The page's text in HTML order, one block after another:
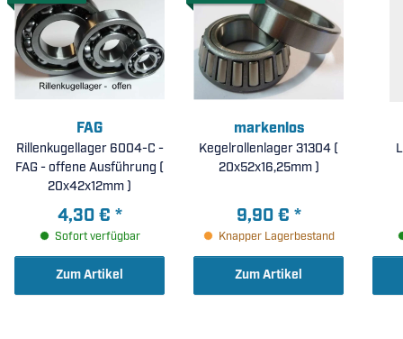
FAG
Rillenkugellager 6004-C -
FAG - offene Ausführung (
20x42x12mm )
4,30 € *
Sofort verfügbar
Zum Artikel
markenlos
Kegelrollenlager 31304 (
20x52x16,25mm )
9,90 € *
Knapper Lagerbestand
Zum Artikel